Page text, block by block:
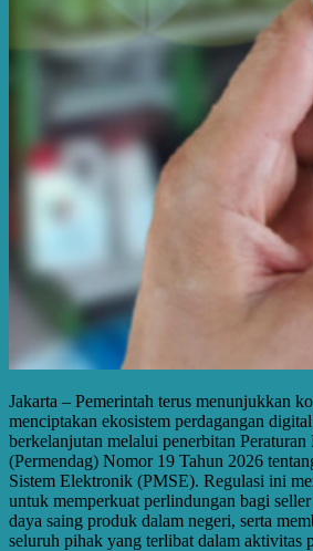
Jakarta – Pemerintah terus menunjukkan
menciptakan ekosistem perdagangan
berkelanjutan melalui penerbitan Peraturan
(Permendag) Nomor 19 Tahun 2026
Sistem Elektronik (PMSE). Regulasi ini
untuk memperkuat perlindungan bagi
daya saing produk dalam negeri, serta
seluruh pihak yang terlibat dalam aktivitas